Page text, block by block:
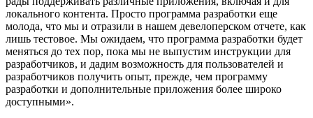
локального контента. Просто программа разработки еще
молода, что мы и отразили в нашем девелоперском отчете, как
лишь тестовое. Мы ожидаем, что программа разработки будет
меняться до тех пор, пока мы не выпустим инструкции для
разработчиков, и дадим возможность для пользователей и
разработчиков получить опыт, прежде, чем программу
разработки и дополнительные приложения более широко
доступными».